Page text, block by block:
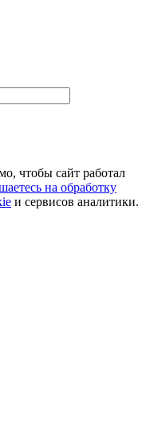
чтобы сайт работал
на обработку
и сервисов аналитики.